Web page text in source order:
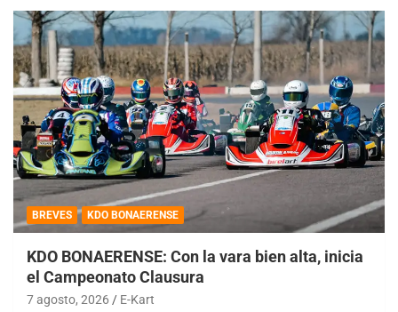
BREVES KDO BONAERENSE
KDO BONAERENSE: Con la vara bien alta, inicia
el Campeonato Clausura
7 agosto, 2026 E-Kart